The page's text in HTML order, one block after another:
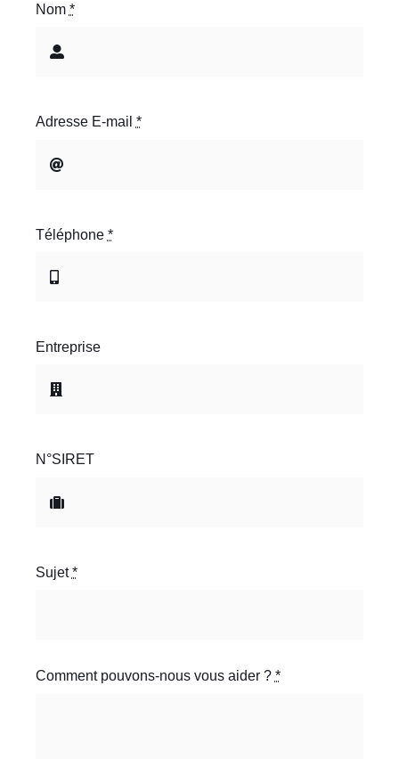
Nom *
Adresse E-mail *
Téléphone *
Entreprise
N°SIRET
Sujet*
Comment pouvons-nous vous aider ? *